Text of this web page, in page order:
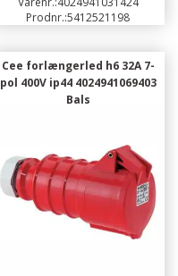
Prodnr.:5412521198
Cee forlængerled h6 32A 7-
pol 400V ip44 4024941069403
Bals